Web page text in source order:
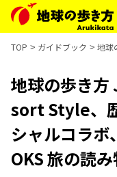
TOP ガイドブック 地球
地球の歩き方
sort Style、
シャルコラボ
OKS 旅の読